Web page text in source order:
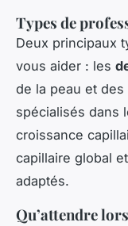
Types de
Deux principaux
vous aider : les
de la peau et
spécialisés dans
croissance
capillaire global
adaptés.
Qu’attendre